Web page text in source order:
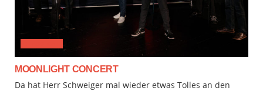
MOONLIGHT CONCERT
Da hat Herr Schweiger mal wieder etwas Tolles an den